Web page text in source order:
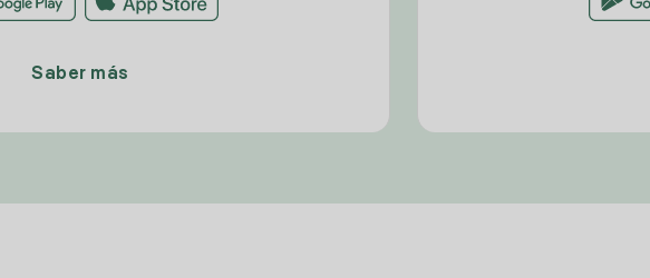
Saber más